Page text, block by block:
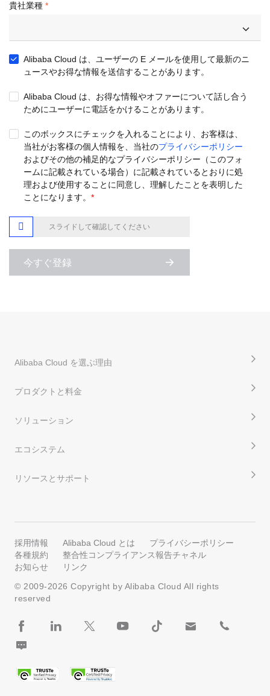
貴社業種
Alibaba Cloud は、ユーザーの E メールを使用して最新のニ
ュースやお得な情報を送信することがあります。
Alibaba Cloud は、お得な情報やオファーについて話し合う
ためにユーザーに電話をかけることがあります。
このボックスにチェックを入れることにより、お客様は、
当社がお客様の個人情報を、当社のプライバシーポリシー
およびその他の補足的なプライバシーポリシー（このフォ
ームに記載されている場合）に記載されているとおりに処
理および使用することに同意し、理解したことを表明した
ことになります。 *
 スライドして確認してください
今すぐ登録
Alibaba Cloud を選ぶ理由
プロダクトと料金
ソリューション
エコシステム
リソースとサポート
採用情報 Alibaba Cloud とは
プライバシーポリシー
各種規約
整合性コンプライアンス報告チャネル
お知らせ
リンク
© 2009-2026 Copyright by Alibaba Cloud All rights
reserved